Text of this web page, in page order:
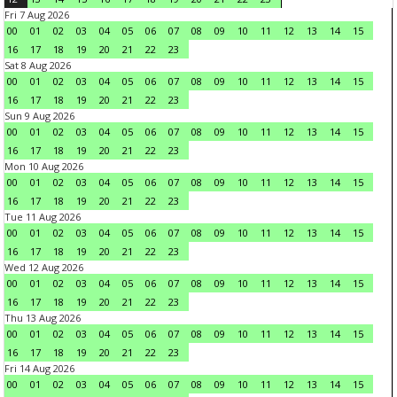
Fri 7 Aug 2026
00
01 02 03 04 05 06 07 08 09 10 11 12 13 14
15
16
17 18 19 20 21 22
23
Sat 8 Aug 2026
00
01 02 03 04 05 06 07 08 09 10 11 12 13 14
15
16
17 18 19 20 21 22
23
Sun 9 Aug 2026
00
01 02 03 04 05 06 07 08 09 10 11 12 13 14
15
16
17 18 19 20 21 22
23
Mon 10 Aug 2026
00
01 02 03 04 05 06 07 08 09 10 11 12 13 14
15
16
17 18 19 20 21 22
23
Tue 11 Aug 2026
00
01 02 03 04 05 06 07 08 09 10 11 12 13 14
15
16
17 18 19 20 21 22
23
Wed 12 Aug 2026
00
01 02 03 04 05 06 07 08 09 10 11 12 13 14
15
16
17 18 19 20 21 22
23
Thu 13 Aug 2026
00
01 02 03 04 05 06 07 08 09 10 11 12 13 14
15
16
17 18 19 20 21 22
23
Fri 14 Aug 2026
00
01 02 03 04 05 06 07 08 09 10 11 12 13 14
15